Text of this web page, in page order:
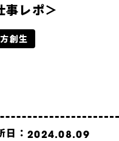
事レポ＞
創生
日：2024.08.09